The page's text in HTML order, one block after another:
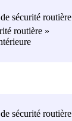
sécurité routière
routière »
sécurité routière